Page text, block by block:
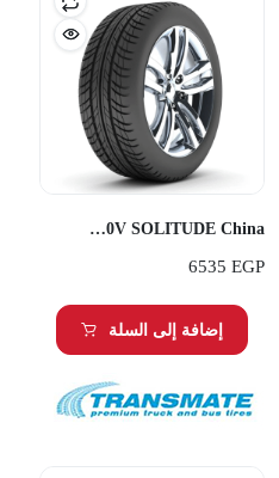
Transmate 255/55R20 110V SOLITUDE China
6535 EGP
إضافة إلى السلة